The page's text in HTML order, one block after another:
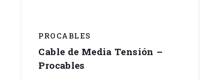
PROCABLES
Cable de Media Tensión –
Procables